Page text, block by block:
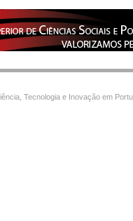
Tecnologia e Inovação em